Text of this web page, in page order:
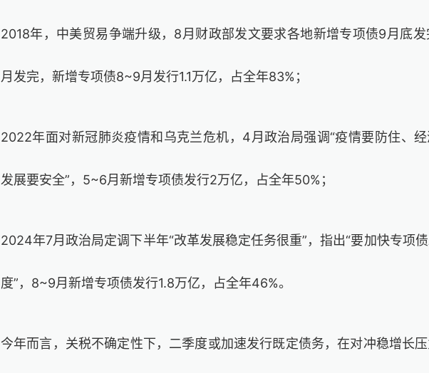
2018年，中美贸易争端升级， 8月财政部发文要求各地新增专项债9月底发
月发完，新增专项债8~9月发行1.1万亿，占全年83% ；
2022年面对新冠肺炎疫情和乌克兰危机， 4月政治局强调“疫情要防住、经
发展要安全”， 5~6月新增专项债发行2万亿，占全年50% ；
2024年7月政治局定调下半年“改革发展稳定任务很重”，指出“要加快专项
度”， 8~9月新增专项债发行1.8万亿，占全年46%。
今年而言，关税不确定性下，二季度或加速发行既定债务，在对冲稳增长压